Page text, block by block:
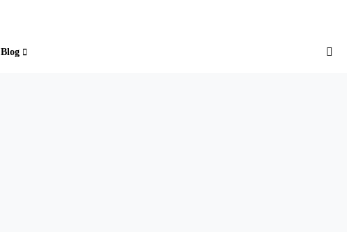
Blog